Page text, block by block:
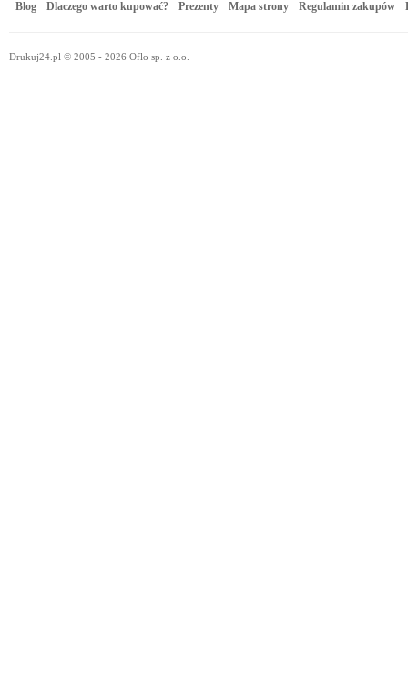
Blog Dlaczego warto kupować? Prezenty Mapa strony Regulamin zakupów
Drukuj24.pl © 2005 - 2026 Oflo sp. z o.o.